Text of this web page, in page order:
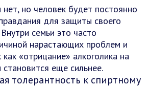
но человек будет постоянно
для защиты своего
семьи это часто
нарастающих проблем и
как «отрицание» алкоголика на
еще сильнее.
толерантность к спиртному